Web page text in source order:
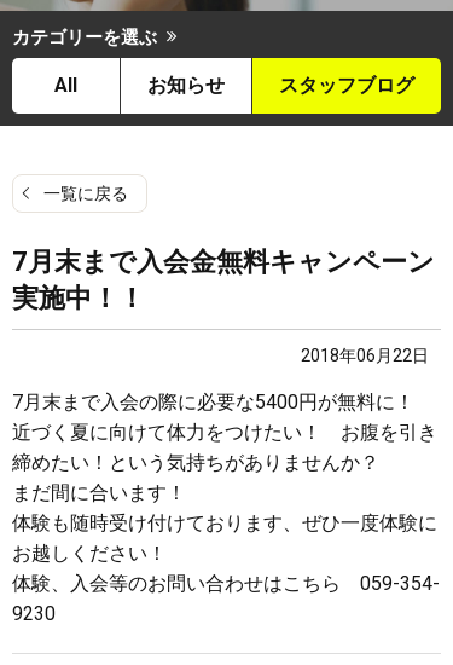
カテゴリーを選ぶ
All お知らせ スタッフブログ
一覧に戻る
7月末まで入会金無料キャンペーン
実施中！！
2018年06月22日
7月末まで入会の際に必要な5400円が無料に！
近づく夏に向けて体力をつけたい！ お腹を引き
締めたい！という気持ちがありませんか？
まだ間に合います！
体験も随時受け付けております、ぜひ一度体験に
お越しください！
体験、入会等のお問い合わせはこちら 059-354-
9230